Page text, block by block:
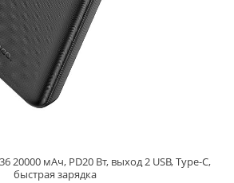
20000 мАч, PD20 Вт, выход 2 USB, Type-C,
быстрая зарядка